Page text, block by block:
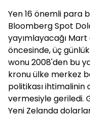
Yen 16 önemli para
Bloomberg Spot
yayımlayacağı Mart
öncesinde, üç
wonu 2008'den bu
kronu ülke merkez
politikası ihtimalinin
vermesiyle geriledi.
Yeni Zelanda